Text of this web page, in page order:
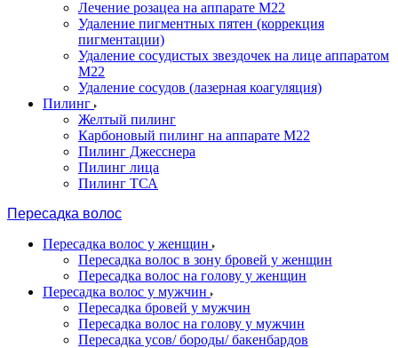
Лечение розацеа на аппарате M22
Удаление пигментных пятен (коррекция
пигментации)
Удаление сосудистых звездочек на лице аппаратом
М22
Удаление сосудов (лазерная коагуляция)
Пилинг
Желтый пилинг
Карбоновый пилинг на аппарате M22
Пилинг Джесснера
Пилинг лица
Пилинг ТСА
Пересадка волос
Пересадка волос у женщин
Пересадка волос в зону бровей у женщин
Пересадка волос на голову у женщин
Пересадка волос у мужчин
Пересадка бровей у мужчин
Пересадка волос на голову у мужчин
Пересадка усов/ бороды/ бакенбардов